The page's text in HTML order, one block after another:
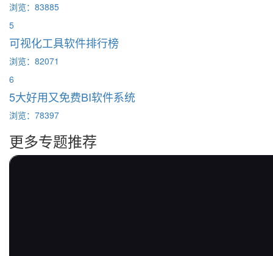
浏览：83885
5
可视化工具软件排行榜
浏览：82071
6
5大好用又免费BI软件系统
浏览：78397
更多专题推荐